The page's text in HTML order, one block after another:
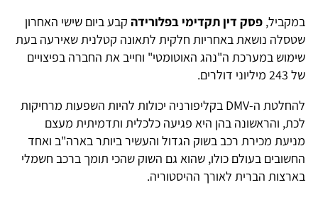
במקביל, פסק דין תקדימי בפלורידה קבע ביום שישי האחרון
שטסלה נושאת באחריות חלקית לתאונה קטלנית שאירעה בעת
שימוש במערכת ה"נהג האוטומטי" וחייב את החברה בפיצויים
של 243 מיליוני דולרים.
להחלטת ה-DMV בקליפורניה יכולות להיות השפעות מרחיקות
לכת, והראשונה בהן היא פגיעה כלכלית ותדמיתית מעצם
מניעת מכירת רכב בשוק הגדול והעשיר ביותר בארה"ב ואחד
החשובים בעולם כולו, שהוא גם השוק שהכי תומך ברכב חשמלי
בארצות הברית לאורך ההיסטוריה.